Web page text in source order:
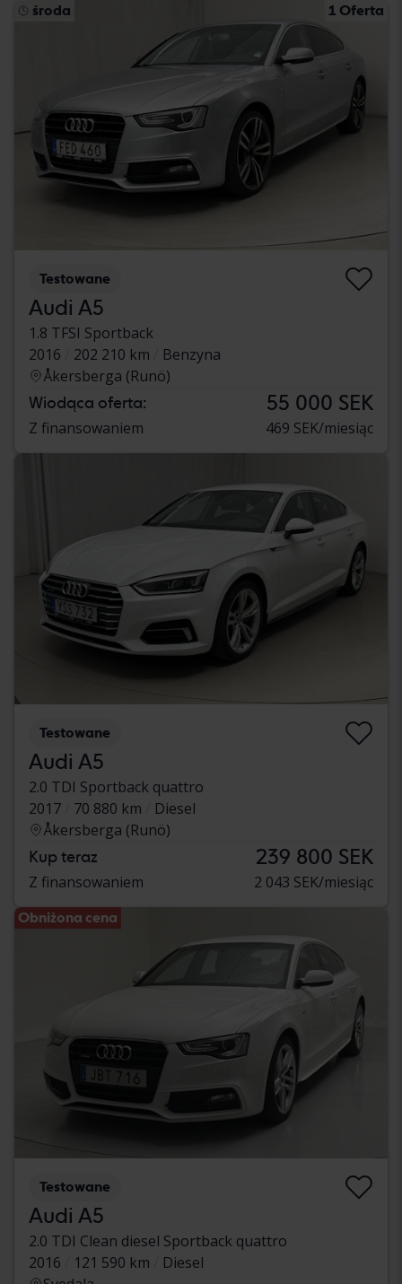
środa 1 Oferta
Testowane
Audi A5
1.8 TFSI Sportback
2016
202 210 km
Benzyna
Åkersberga (Runö)
Wiodąca oferta: 55 000 SEK
Z finansowaniem 469 SEK/miesiąc
Testowane
Audi A5
2.0 TDI Sportback quattro
2017
70 880 km
Diesel
Åkersberga (Runö)
Kup teraz 239 800 SEK
Z finansowaniem 2 043 SEK/miesiąc
Obniżona cena
Testowane
Audi A5
2.0 TDI Clean diesel Sportback quattro
2016
121 590 km
Diesel